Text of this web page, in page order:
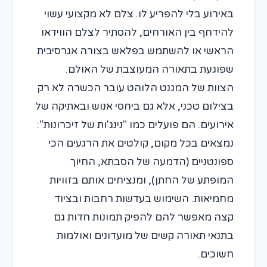
באירוע בלי להפריע לו. צלם לא מקצועי עשוי
להידחף בין האורחים, להסתיר לצלם הווידאו
הראשי או להשתמש בפלאש בצורה אגרסיבית
שפוגעת בתאורה המעוצבת של האולם.
הצוות של המגנט הלוהט עובר הכשרה לא רק
בצילום טכני, אלא גם ביחסי אנוש ובאתיקה של
אירועים. הם פועלים כמו "נינג'ות של זיכרונות":
נמצאים בכל מקום, קולטים את הרגעים הכי
ספונטניים (הדמעה של הסבתא, החיוך
המופתע של החתן), ומנציחים אותם בזוויות
מחמיאות. השימוש בעדשות רחבות ובציוד
קצה מאפשר להם להפיק תמונות חדות גם
בתנאי תאורה קשים של מועדונים ואולמות
חשוכים.